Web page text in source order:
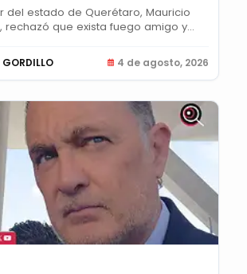
del estado de Querétaro, Mauricio
rechazó que exista fuego amigo y...
4 de agosto, 2026